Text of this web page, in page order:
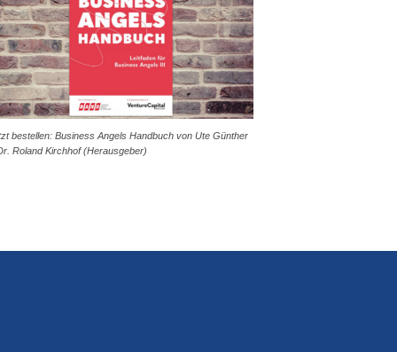
bestellen: Business Angels Handbuch von Ute Günther
Roland Kirchhof (Herausgeber)